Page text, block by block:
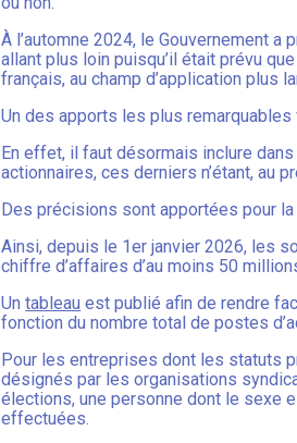
À l’automne 2024, le Gouvernement
allant plus loin puisqu’il était prévu
français, au champ d’application plus
Un des apports les plus
En effet, il faut désormais inclure
actionnaires, ces derniers n’étant, au
Des précisions sont apportées pour
Ainsi, depuis le 1er janvier 2026, les
chiffre d’affaires d’au moins 50
Untableau est publié afin de rendre
fonction du nombre total de postes
Pour les entreprises dont les statuts
désignés par les organisations
élections, une personne dont le sexe
effectuées.